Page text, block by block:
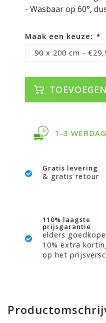
- Wasbaar op 60°,
Maak een keuze: *
90 x 200 cm -
1-3
Gratis levering
& gratis retour
110% laagste
prijsgarantie
elders
10% extra
op het